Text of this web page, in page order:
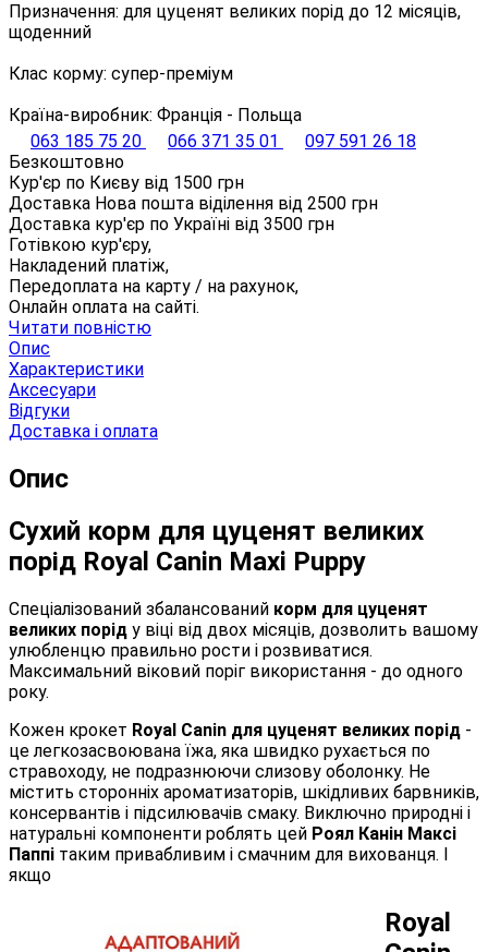
Призначення: для цуценят великих порід до 12 місяців,
щоденний
Клас корму: супер-преміум
Країна-виробник: Франція - Польща
063 185 75 20
066 371 35 01
097 591 26 18
Безкоштовно
Кур'єр по Києву від 1500 грн
Доставка Нова пошта віділення від 2500 грн
Доставка кур'єр по Україні від 3500 грн
Готівкою кур'єру,
Накладений платіж,
Передоплата на карту / на рахунок,
Онлайн оплата на сайті.
Читати повністю
Опис
Характеристики
Аксесуари
Відгуки
Доставка і оплата
Опис
Сухий корм для цуценят великих
порід Royal Canin Maxi Puppy
Спеціалізований збалансований корм для цуценят
великих порід у віці від двох місяців, дозволить вашому
улюбленцю правильно рости і розвиватися.
Максимальний віковий поріг використання - до одного
року.
Кожен крокет Royal Canin для цуценят великих порід -
це легкозасвоювана їжа, яка швидко рухається по
стравоходу, не подразнюючи слизову оболонку. Не
містить сторонніх ароматизаторів, шкідливих барвників,
консервантів і підсилювачів смаку. Виключно природні і
натуральні компоненти роблять цей Роял Канін Максі
Паппі таким привабливим і смачним для вихованця. І
якщо
Royal